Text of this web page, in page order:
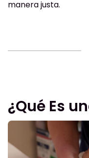
manera justa.
¿Qué Es